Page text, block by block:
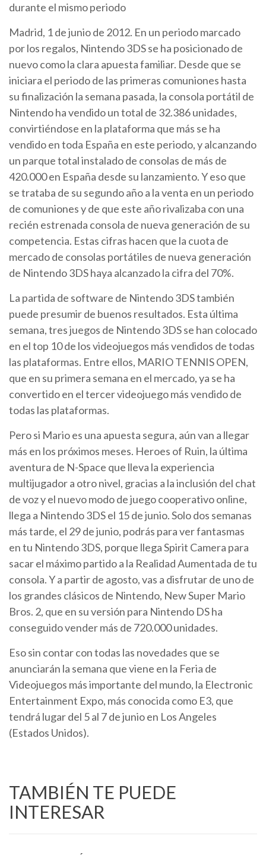
durante el mismo periodo
Madrid, 1 de junio de 2012. En un periodo marcado
por los regalos, Nintendo 3DS se ha posicionado de
nuevo como la clara apuesta familiar. Desde que se
iniciara el periodo de las primeras comuniones hasta
su finalización la semana pasada, la consola portátil de
Nintendo ha vendido un total de 32.386 unidades,
convirtiéndose en la plataforma que más se ha
vendido en toda España en este periodo, y alcanzando
un parque total instalado de consolas de más de
420.000 en España desde su lanzamiento. Y eso que
se trataba de su segundo año a la venta en un periodo
de comuniones y de que este año rivalizaba con una
recién estrenada consola de nueva generación de su
competencia. Estas cifras hacen que la cuota de
mercado de consolas portátiles de nueva generación
de Nintendo 3DS haya alcanzado la cifra del 70%.
La partida de software de Nintendo 3DS también
puede presumir de buenos resultados. Esta última
semana, tres juegos de Nintendo 3DS se han colocado
en el top 10 de los videojuegos más vendidos de todas
las plataformas. Entre ellos, MARIO TENNIS OPEN,
que en su primera semana en el mercado, ya se ha
convertido en el tercer videojuego más vendido de
todas las plataformas.
Pero si Mario es una apuesta segura, aún van a llegar
más en los próximos meses. Heroes of Ruin, la última
aventura de N-Space que lleva la experiencia
multijugador a otro nivel, gracias a la inclusión del chat
de voz y el nuevo modo de juego cooperativo online,
llega a Nintendo 3DS el 15 de junio. Solo dos semanas
más tarde, el 29 de junio, podrás para ver fantasmas
en tu Nintendo 3DS, porque llega Spirit Camera para
sacar el máximo partido a la Realidad Aumentada de tu
consola. Y a partir de agosto, vas a disfrutar de uno de
los grandes clásicos de Nintendo, New Super Mario
Bros. 2, que en su versión para Nintendo DS ha
conseguido vender más de 720.000 unidades.
Eso sin contar con todas las novedades que se
anunciarán la semana que viene en la Feria de
Videojuegos más importante del mundo, la Electronic
Entertainment Expo, más conocida como E3, que
tendrá lugar del 5 al 7 de junio en Los Angeles
(Estados Unidos).
TAMBIÉN TE PUEDE
INTERESAR